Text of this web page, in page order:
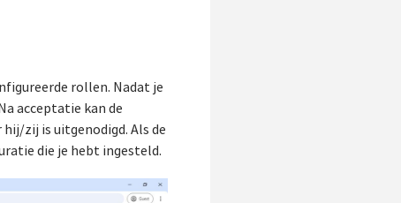
rollen. Nadat je
acceptatie kan de
zij is uitgenodigd. Als de
die je hebt ingesteld.